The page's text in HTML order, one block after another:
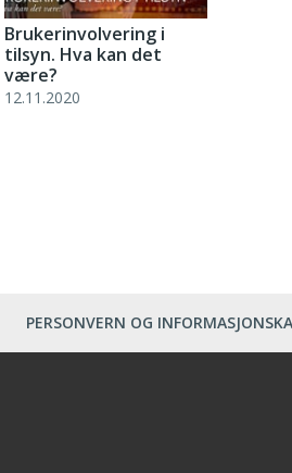
Brukerinvolvering i
tilsyn. Hva kan det
være?
12.11.2020
PERSONVERN OG